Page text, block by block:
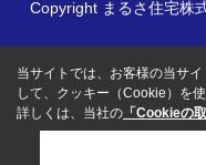
Copyright まるさ住宅
当サイトでは、お客様の当サ
して、クッキー（Cookie）を使
詳しくは、当社の 「Cookieの